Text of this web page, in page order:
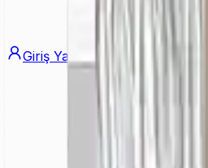
Giriş Yap